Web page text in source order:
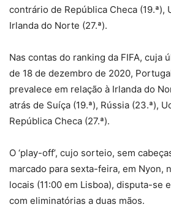
contrário de República Checa (19.ª),
Irlanda do Norte (27.ª).
Nas contas do ranking da FIFA, cuja
de 18 de dezembro de 2020,
prevalece em relação à Irlanda do
atrás de Suíça (19.ª), Rússia (23.ª),
República Checa (27.ª).
O ‘play-off’, cujo sorteio, sem
marcado para sexta-feira, em Nyon,
locais (11:00 em Lisboa), disputa-se
com eliminatórias a duas mãos.